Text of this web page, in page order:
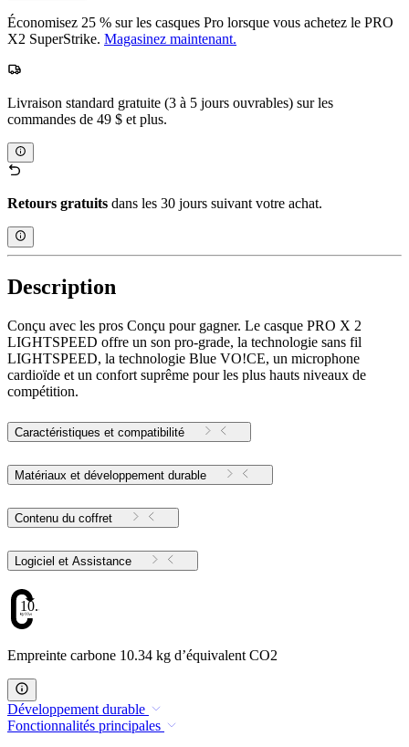
Économisez 25 % sur les casques Pro lorsque vous achetez le PRO
X2 SuperStrike. Magasinez maintenant.
Livraison standard gratuite (3 à 5 jours ouvrables) sur les
commandes de 49 $ et plus.
Retours gratuits dans les 30 jours suivant votre achat.
Description
Conçu avec les pros Conçu pour gagner. Le casque PRO X 2
LIGHTSPEED offre un son pro-grade, la technologie sans fil
LIGHTSPEED, la technologie Blue VO!CE, un microphone
cardioïde et un confort suprême pour les plus hauts niveaux de
compétition.
Caractéristiques et compatibilité
Matériaux et développement durable
Contenu du coffret
Logiciel et Assistance
10.34
Empreinte carbone 10.34 kg d’équivalent CO2
Développement durable
Fonctionnalités principales